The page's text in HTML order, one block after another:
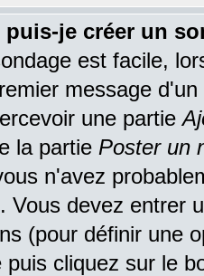
puis-je créer un
est facile,
message
une partie
la partie Poster un
n'avez
Vous devez entrer
(pour définir une
puis cliquez sur le